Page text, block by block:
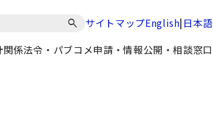
サイトマップEnglish|日本語
関係法令・パブコメ申請・情報公開・相談窓口